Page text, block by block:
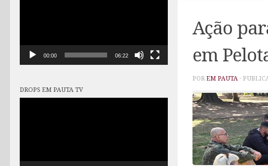
Ação
em
POR EM PAUTA ·
00:00 06:22
DROPS EM PAUTA TV